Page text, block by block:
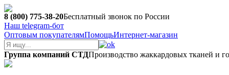
8 (800) 775-38-20Бесплатный звонок по России
Наш telegram-бот
Оптовым покупателямПомощьИнтернет-магазин
Группа компаний СТДПроизводство жаккардовых тканей и